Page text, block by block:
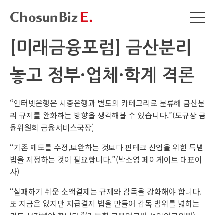
[미래금융포럼] 금산분리
놓고 정부·업체·학계 격론
“인터넷은행은 시중은행과 별도의 카테고리로 분류해 금산분
리 규제를 완화하는 방향을 생각해볼 수 있습니다.”(도규상 금
융위원회 금융서비스국장)
“기존 제도를 수정,보완하는 것보다 핀테크 산업을 위한 특별
법을 제정하는 것이 필요합니다.”(박소영 페이게이트 대표이
사)
“실패하기 쉬운 소액결제는 규제와 감독을 강화해야 합니다.
또 지금은 없지만 지급결제 법을 만들어 감독 범위를 넓히는